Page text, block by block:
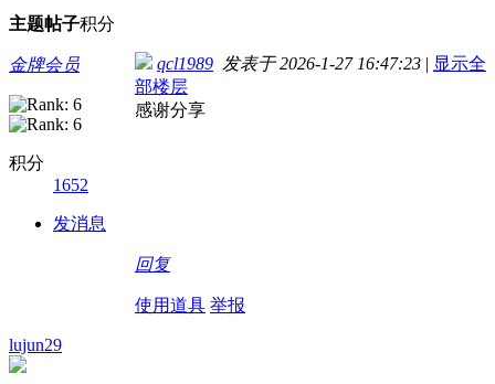
主题帖子积分
金牌会员
积分
1652
发消息
qcl1989 发表于 2026-1-27 16:47:23 | 显示全
部楼层
感谢分享
回复
使用道具 举报
lujun29